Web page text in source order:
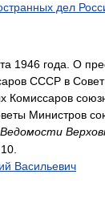
дел
1946 года. О
СССР в
Комиссаров
Министров
Ведомости
Васильевич